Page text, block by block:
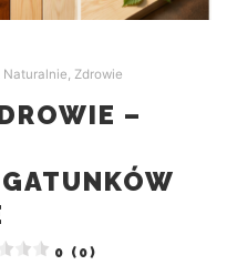
Naturalnie, Zdrowie
–
0 (0)